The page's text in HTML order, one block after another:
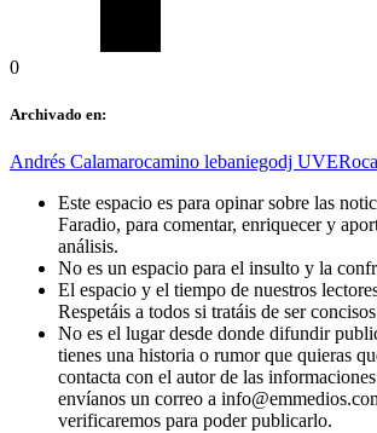
0
Archivado en:
Andrés Calamarocamino lebaniegodj UVE
Este espacio es para opinar sobre las
Faradio, para comentar, enriquecer y
análisis.
No es un espacio para el insulto y la
El espacio y el tiempo de nuestros
Respetáis a todos si tratáis de ser
No es el lugar desde donde difundir
tienes una historia o rumor que quieras
contacta con el autor de las
envíanos un correo a
verificaremos para poder publicarlo.